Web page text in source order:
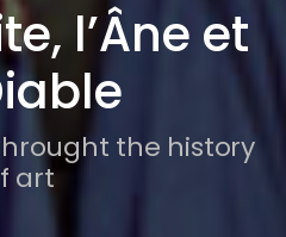
l’Âne et
the history
art